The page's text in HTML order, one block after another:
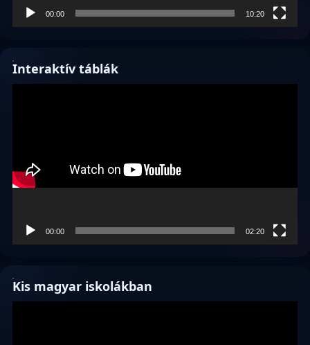
00:00 10:20
Interaktív táblák
00:00 02:20
Kis magyar iskolákban